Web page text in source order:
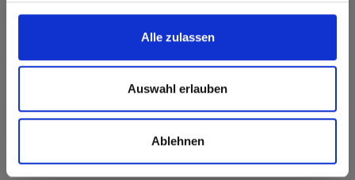
Alle zulassen
Auswahl erlauben
Ablehnen
Max Compact Exterior
Max Compact Interior